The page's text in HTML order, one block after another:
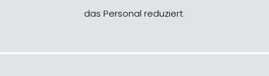
das Personal reduziert.